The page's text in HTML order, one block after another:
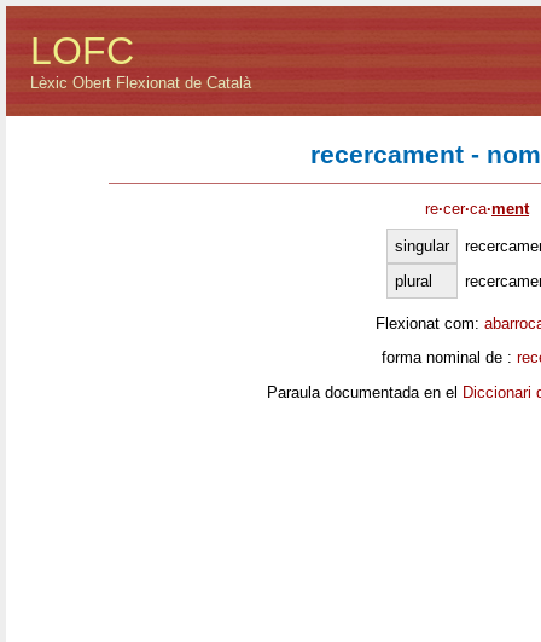
LOFC
Lèxic Obert Flexionat de Català
recercament -
re·cer·ca·ment
singular
plural
Flexionat com:
forma nominal de :
Paraula documentada en el Diccionari